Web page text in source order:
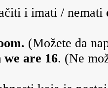
i imati / nemati
(Možete da
we are 16. (Ne